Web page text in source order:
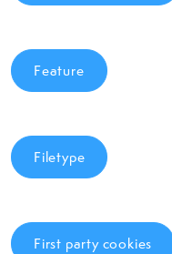
Feature
Filetype
First party cookies